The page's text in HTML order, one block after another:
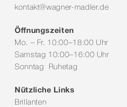
kontakt@wagner-madler.de
Öffnungszeiten
Mo. – Fr. 10:00–18:00 Uhr
Samstag 10:00–16:00 Uhr
Sonntag Ruhetag
Nützliche Links
Brillanten